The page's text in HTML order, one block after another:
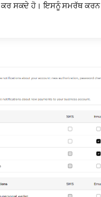
ਸਕਦੇ ਹੋ। ਇਸਨੂੰ ਸਮਰੱਥ ਕਰਨ